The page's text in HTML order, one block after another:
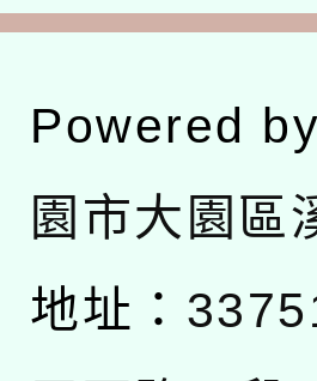
Powered by
園市大園區
地址：